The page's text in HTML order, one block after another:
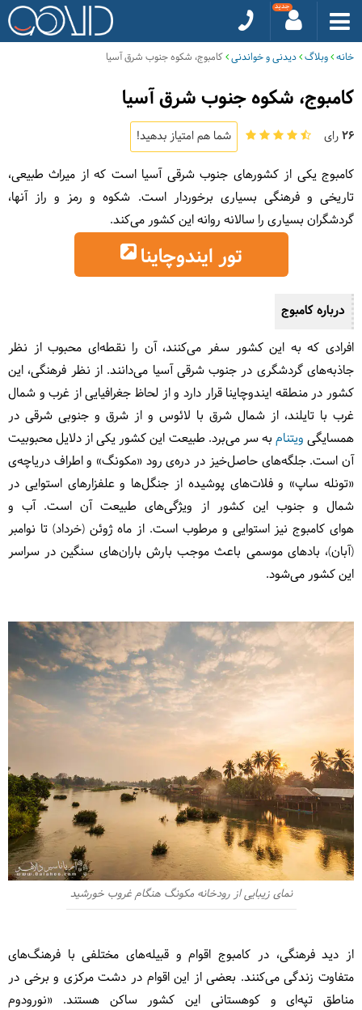
خانه وبلاگ دیدنی و خواندنی کامبوج، شکوه جنوب شرق آسیا
کامبوج، شکوه جنوب شرق آسیا
26رای شما هم امتیاز بدهید!
کامبوج یکی از کشورهای جنوب شرقی آسیا است که از میراث‌ طبیعی،
تاریخی و فرهنگی بسیاری برخوردار است. شکوه و رمز و راز آنها،
گردشگران بسیاری را سالانه روانه این کشور می‌کند.
تور ایندوچاینا
درباره کامبوج
افرادی که به این کشور سفر می‌کنند، آن را نقطه‌ای محبوب از نظر
جاذبه‌های گردشگری در جنوب شرقی آسیا می‌دانند. از نظر فرهنگی، این
کشور در منطقه ایندوچاینا قرار دارد و از لحاظ جغرافیایی از غرب و شمال‌
غرب با تایلند، از شمال شرق با لائوس و از شرق و جنوبی شرقی در
همسایگی ویتنام به سر می‌برد. طبیعت این کشور یکی از دلایل محبوبیت
آن است. جلگه‌های حاصل‌خیز در دره‌ی رود «مکونگ» و اطراف دریاچه‌ی
«تونله ساپ» و فلات‌های پوشیده از جنگل‌ها و علفزارهای استوایی در
شمال و جنوب این کشور از ویژگی‌های طبیعت آن است. آب و
هوای کامبوج نیز استوایی و مرطوب است. از ماه ژوئن (خرداد) تا نوامبر
(آبان)، بادهای موسمی باعث موجب بارش باران‌های سنگین در سراسر
این کشور می‌شود.
نمای زیبایی از رودخانه مکونگ هنگام غروب خورشید
از دید فرهنگی، در کامبوج اقوام و قبیله‌های مختلفی با فرهنگ‌های
متفاوت زندگی می‌کنند. بعضی از این اقوام در دشت مرکزی و برخی در
مناطق تپه‌ای و کوهستانی این کشور ساکن هستند. «نورودوم